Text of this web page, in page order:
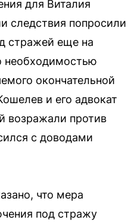
для Виталия
следствия попросили
стражей еще на
необходимостью
окончательной
и его адвокат
возражали против
с доводами
что мера
под стражу